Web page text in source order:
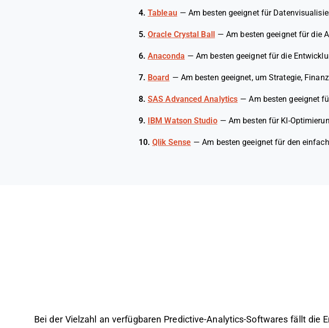
4. Tableau — Am besten geeignet für
5. Oracle Crystal Ball —Am besten geeignet für die
6. Anaconda —Am besten geeignet für die
7. Board — Am besten geeignet, um Strategie,
8. SAS Advanced Analytics —Am besten geeignet
9. IBM Watson Studio — Am besten für KI-
10. Qlik Sense —Am besten geeignet für den
Bei der Vielzahl an verfügbaren Predictive-Analytics-Softwares fällt die